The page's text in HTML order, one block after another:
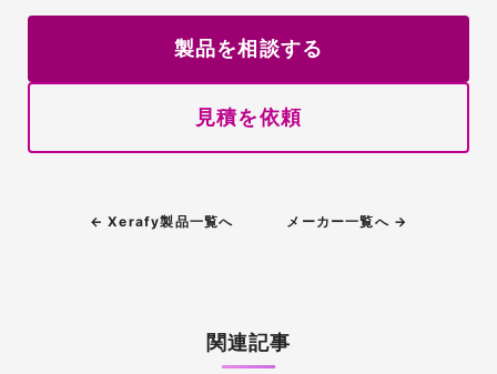
製品を相談する
見積を依頼
← Xerafy製品一覧へ メーカー一覧へ →
関連記事